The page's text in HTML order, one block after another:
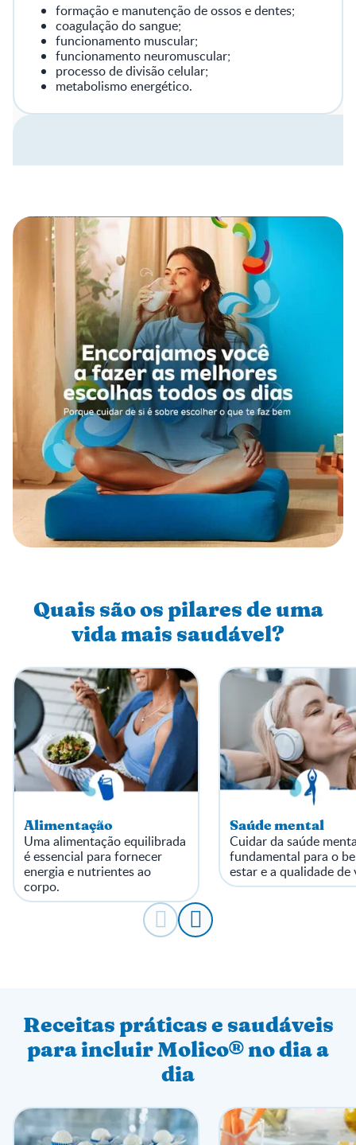
formação e manutenção de ossos e dentes;
coagulação do sangue;
funcionamento muscular;
funcionamento neuromuscular;
processo de divisão celular;
metabolismo energético.
Quais são os pilares de uma
vida mais saudável?
Alimentação
Uma alimentação equilibrada
é essencial para fornecer
energia e nutrientes ao
corpo.
Saúde mental
Cuidar da saúde
fundamental para o
estar e a qualidade de
Receitas práticas e saudáveis
para incluir Molico® no dia a
dia